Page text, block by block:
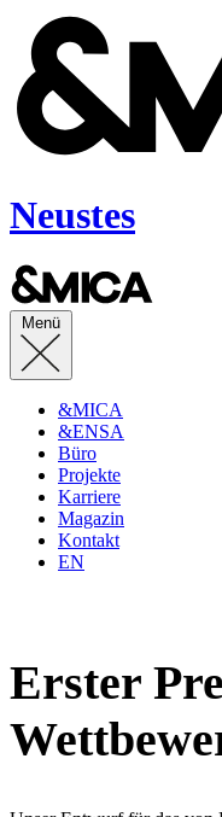
Neustes
Menü
&MICA
&ENSA
Büro
Projekte
Karriere
Magazin
Kontakt
EN
Erster